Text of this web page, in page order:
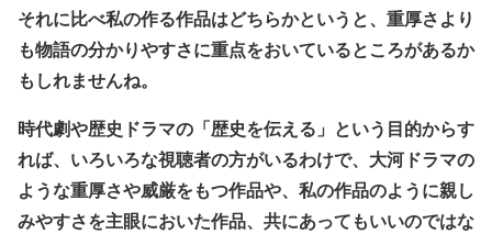
それに比べ私の作る作品はどちらかというと、重厚さより
も物語の分かりやすさに重点をおいているところがあるか
もしれませんね。
時代劇や歴史ドラマの「歴史を伝える」という目的からす
れば、いろいろな視聴者の方がいるわけで、大河ドラマの
ような重厚さや威厳をもつ作品や、私の作品のように親し
みやすさを主眼においた作品、共にあってもいいのではな